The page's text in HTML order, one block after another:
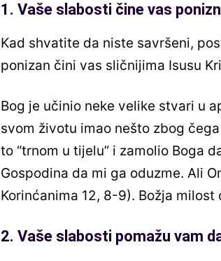
1. Vaše slabosti čine vas
Kad shvatite da niste savršeni,
ponizan čini vas sličnijima Isusu
Bog je učinio neke velike stvari u
svom životu imao nešto zbog
to “trnom u tijelu” i zamolio Boga
Gospodina da mi ga oduzme. Ali
Korinćanima 12, 8-9). Božja
2. Vaše slabosti pomažu vam